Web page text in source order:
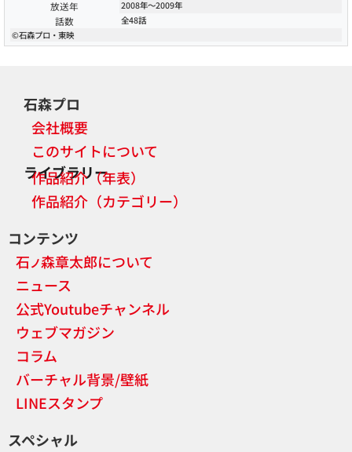
放送年 2008年〜2009年
話数
全48話
©石森プロ・東映
石森プロ
会社概要
このサイトについて
ライブラリー
作品紹介（年表）
作品紹介（カテゴリー）
コンテンツ
石ノ森章太郎について
ニュース
公式Youtubeチャンネル
ウェブマガジン
コラム
バーチャル背景/壁紙
LINEスタンプ
スペシャル